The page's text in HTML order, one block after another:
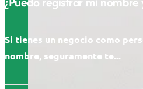
Si tienes un negocio como
nombre, seguramente te...